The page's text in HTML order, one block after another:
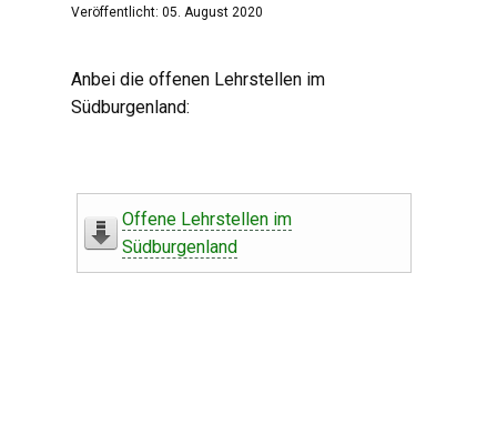
Veröffentlicht: 05. August 2020
Anbei die offenen Lehrstellen im
Südburgenland:
Offene Lehrstellen im
Südburgenland